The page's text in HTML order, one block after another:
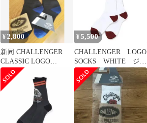
¥ 2,800
新同 CHALLENGER
CLASSIC LOGO
SOCKS チャレンジャー
¥ 5,500
CHALLENGER LOGO
SOCKS WHITE ジャ
ガード